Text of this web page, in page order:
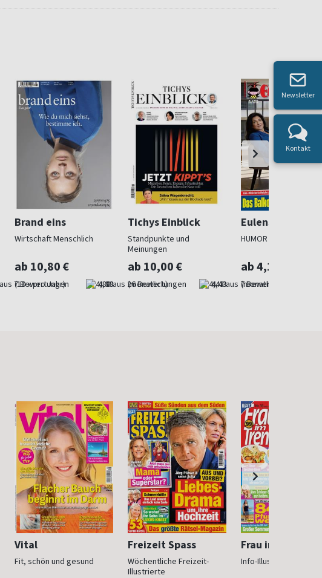
Brand eins
Wirtschaft Menschlich
ab 10,80 €
(10 x pro Jahr) 4,88
Tichys Einblick
Standpunkte und
Meinungen
ab 10,00 €
(monatlich) 4,43
Eulenspiegel
HUMOR - SATIRE -
ab 4,17 €
(monatlich)
Vital
Fit, schön und gesund
Freizeit Spass
Wöchentliche Freizeit-
Illustrierte
Frau im Trend
Info-Illustrierte für
Newsletter
Kontakt